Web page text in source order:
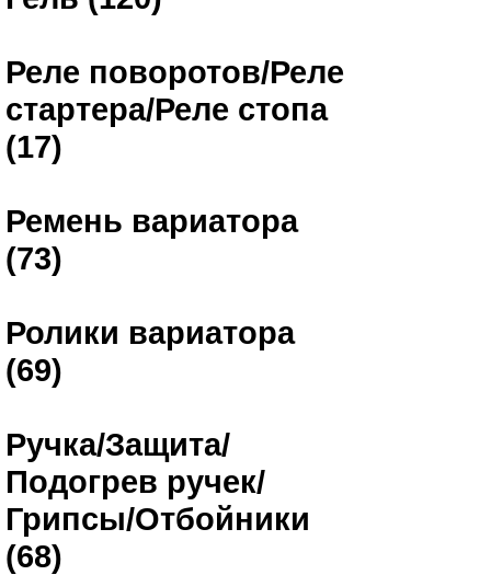
Реле поворотов/Реле
стартера/Реле стопа
(17)
Ремень вариатора
(73)
Ролики вариатора
(69)
Ручка/Защита/
Подогрев ручек/
Грипсы/Отбойники
(68)